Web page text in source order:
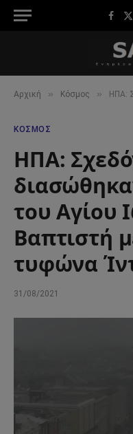
X
Αρχική » Κόσμος » ΗΠΑ: Σχεδόν
ΚΌΣΜΟΣ
ΗΠΑ:
του Αγίου
Βαπτιστή
τυφώνα
31/08/2021